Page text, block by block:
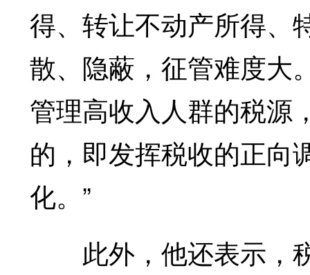
得、转让不动产所得、
散、隐蔽，征管难度大
管理高收入人群的税源
的，即发挥税收的正向
化。”
此外，他还表示，